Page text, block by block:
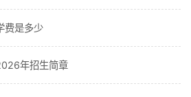
费是多少
年招生简章